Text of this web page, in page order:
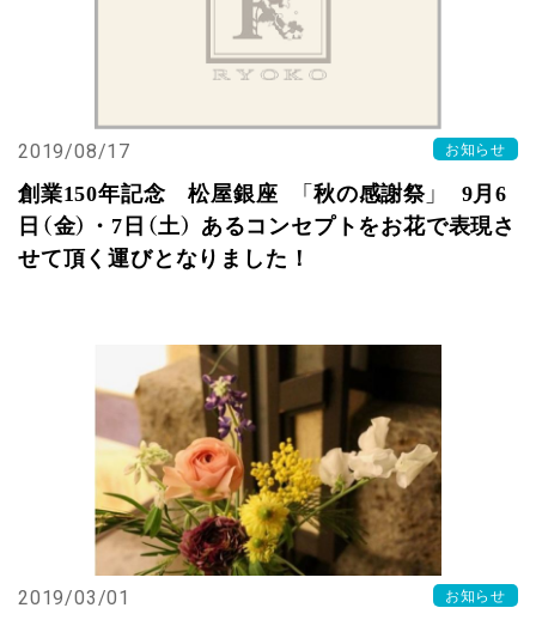
2019/08/17 お知らせ
創業150年記念 松屋銀座 「秋の感謝祭」 9月6
日（金）・7日（土） あるコンセプトをお花で表現さ
せて頂く運びとなりました！
2019/03/01 お知らせ